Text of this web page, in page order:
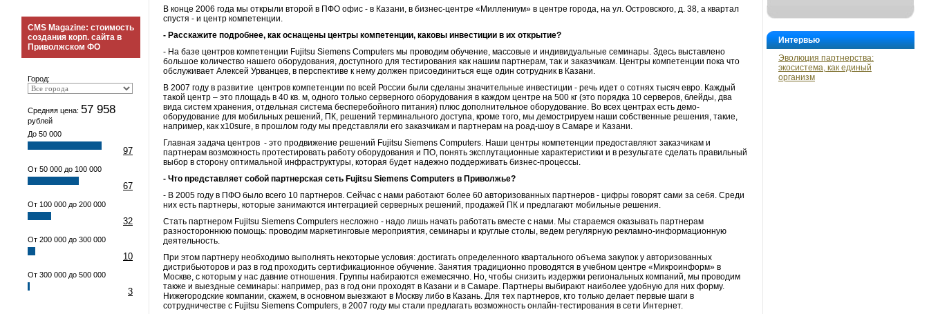
CMS Magazine: стоимость
создания корп. сайта в
Приволжском ФО
Город:
Средняя цена: 57 958
рублей
До 50 000
97
От 50 000 до 100 000
67
От 100 000 до 200 000
32
От 200 000 до 300 000
10
От 300 000 до 500 000
3
Интервью
Эволюция партнерства:
экосистема, как единый
организм
В конце 2006 года мы открыли второй в ПФО офис - в Казани, в бизнес-центре «Миллениум» в центре города, на ул. Островского, д. 38, а квартал
спустя - и центр компетенции.
- Расскажите подробнее, как оснащены центры компетенции, каковы инвестиции в их открытие?
- На базе центров компетенции Fujitsu Siemens Computers мы проводим обучение, массовые и индивидуальные семинары. Здесь выставлено
большое количество нашего оборудования, доступного для тестирования как нашим партнерам, так и заказчикам. Центры компетенции пока что
обслуживает Алексей Урванцев, в перспективе к нему должен присоединиться еще один сотрудник в Казани.
В 2007 году в развитие центров компетенции по всей России были сделаны значительные инвестиции - речь идет о сотнях тысяч евро. Каждый
такой центр – это площадь в 40 кв. м, одного только серверного оборудования в каждом центре на 500 кг (это порядка 10 серверов, блейды, два
вида систем хранения, отдельная система бесперебойного питания) плюс дополнительное оборудование. Во всех центрах есть демо-
оборудование для мобильных решений, ПК, решений терминального доступа, кроме того, мы демострируем наши собственные решения, такие,
например, как x10sure, в прошлом году мы представляли его заказчикам и партнерам на роад-шоу в Самаре и Казани.
Главная задача центров - это продвижение решений Fujitsu Siemens Computers. Наши центры компетенции предоставляют заказчикам и
партнерам возможность протестировать работу оборудования и ПО, понять эксплутационные характеристики и в результате сделать правильный
выбор в сторону оптимальной инфраструктуры, которая будет надежно поддерживать бизнес-процессы.
- Что представляет собой партнерская сеть Fujitsu Siemens Computers в Приволжье?
- В 2005 году в ПФО было всего 10 партнеров. Сейчас с нами работают более 60 авторизованных партнеров - цифры говорят сами за себя. Среди
них есть партнеры, которые занимаются интеграцией серверных решений, продажей ПК и предлагают мобильные решения.
Стать партнером Fujitsu Siemens Computers несложно - надо лишь начать работать вместе с нами. Мы стараемся оказывать партнерам
разностороннюю помощь: проводим маркетинговые мероприятия, семинары и круглые столы, ведем регулярную рекламно-информационную
деятельность.
При этом партнеру необходимо выполнять некоторые условия: достигать определенного квартального объема закупок у авторизованных
дистрибьюторов и раз в год проходить сертификационное обучение. Занятия традиционно проводятся в учебном центре «Микроинформ» в
Москве, с которым у нас давние отношения. Группы набираются ежемесячно. Но, чтобы снизить издержки региональных компаний, мы проводим
также и выездные семинары: например, раз в год они проходят в Казани и в Самаре. Партнеры выбирают наиболее удобную для них форму.
Нижегородские компании, скажем, в основном выезжают в Москву либо в Казань. Для тех партнеров, кто только делает первые шаги в
сотрудничестве с Fujitsu Siemens Computers, в 2007 году мы стали предлагать возможность онлайн-тестирования в сети Интернет.